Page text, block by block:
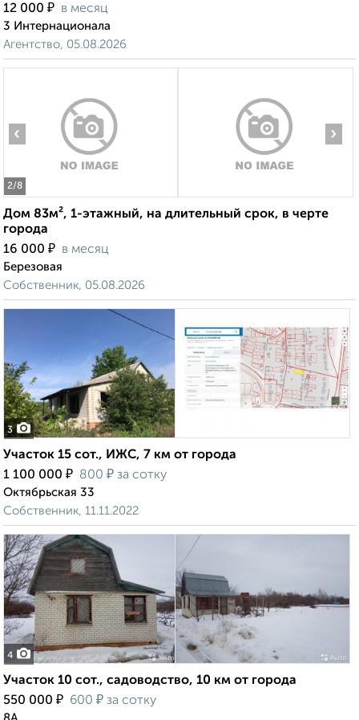
12 000 ₽ в месяц
3 Интернационала
Агентство, 05.08.2026
2/8
‹ ›
Дом 83м², 1-этажный, на длительный срок, в черте
города
16 000 ₽ в месяц
Березовая
Собственник, 05.08.2026
3
Участок 15 сот., ИЖС, 7 км от города
1 100 000 ₽ 800 ₽ за сотку
Октябрьская 33
Собственник, 11.11.2022
4
Участок 10 сот., садоводство, 10 км от города
550 000 ₽ 600 ₽ за сотку